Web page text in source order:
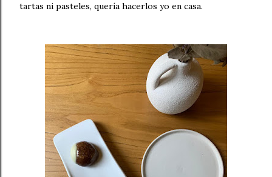
tartas ni pasteles, quería hacerlos yo en casa.